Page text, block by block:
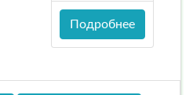
Подробнее